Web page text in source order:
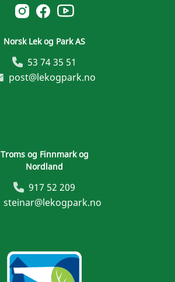
Norsk Leg & Park instagram
Norsk Leg & Park facebook
Norsk Leg & Park youtube
Norsk Lek og Park AS
53 74 35 51
post@lekogpark.no
Troms og Finnmark og
Nordland
917 52 209
steinar@lekogpark.no